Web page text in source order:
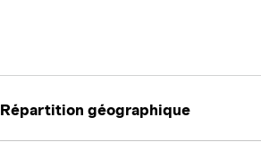
Répartition géographique